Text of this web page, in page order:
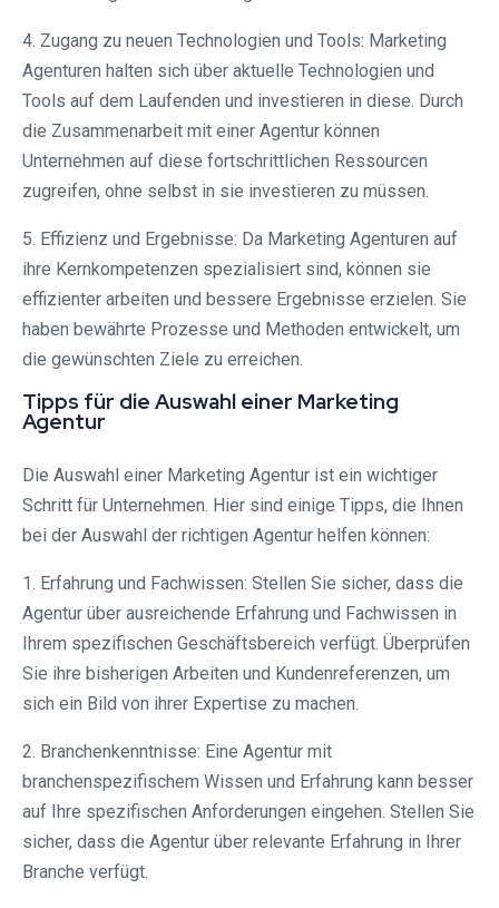
4. Zugang zu neuen Technologien und Tools: Marketing
Agenturen halten sich über aktuelle Technologien und
Tools auf dem Laufenden und investieren in diese. Durch
die Zusammenarbeit mit einer Agentur können
Unternehmen auf diese fortschrittlichen Ressourcen
zugreifen, ohne selbst in sie investieren zu müssen.
5. Effizienz und Ergebnisse: Da Marketing Agenturen auf
ihre Kernkompetenzen spezialisiert sind, können sie
effizienter arbeiten und bessere Ergebnisse erzielen. Sie
haben bewährte Prozesse und Methoden entwickelt, um
die gewünschten Ziele zu erreichen.
Tipps für die Auswahl einer Marketing
Agentur
Die Auswahl einer Marketing Agentur ist ein wichtiger
Schritt für Unternehmen. Hier sind einige Tipps, die Ihnen
bei der Auswahl der richtigen Agentur helfen können:
1. Erfahrung und Fachwissen: Stellen Sie sicher, dass die
Agentur über ausreichende Erfahrung und Fachwissen in
Ihrem spezifischen Geschäftsbereich verfügt. Überprüfen
Sie ihre bisherigen Arbeiten und Kundenreferenzen, um
sich ein Bild von ihrer Expertise zu machen.
2. Branchenkenntnisse: Eine Agentur mit
branchenspezifischem Wissen und Erfahrung kann besser
auf Ihre spezifischen Anforderungen eingehen. Stellen Sie
sicher, dass die Agentur über relevante Erfahrung in Ihrer
Branche verfügt.